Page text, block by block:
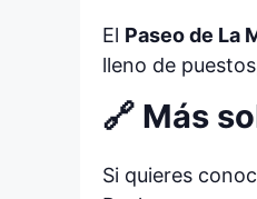
El Paseo de La
lleno de
🔗 Más
Si quieres